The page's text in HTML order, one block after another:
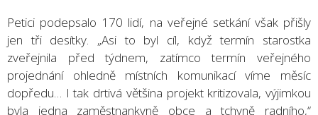
Petici podepsalo 170 lidí, na veřejné setkání však přišly
jen tři desítky. „Asi to byl cíl, když termín starostka
zveřejnila před týdnem, zatímco termín veřejného
projednání ohledně místních komunikací víme měsíc
dopředu… I tak drtivá většina projekt kritizovala, výjimkou
byla jedna zaměstnankyně obce a tchyně radního,“